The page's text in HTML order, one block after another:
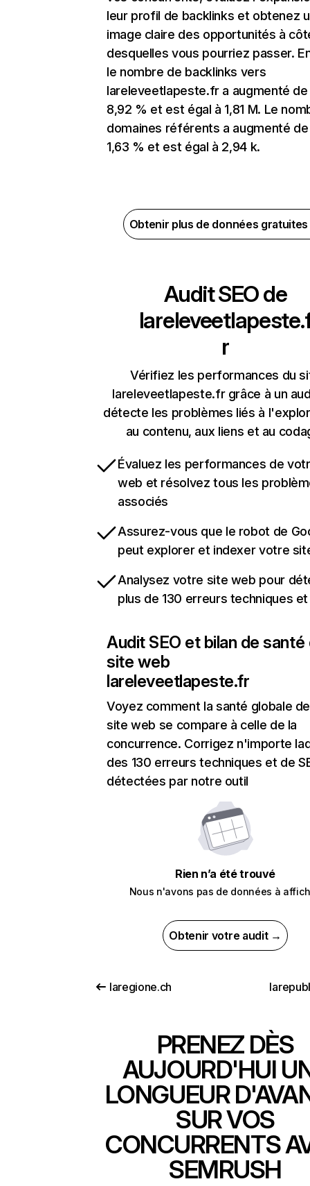
leur profil de backlinks et obtenez
image claire des opportunités à
desquelles vous pourriez passer.
le nombre de backlinks vers
lareleveetlapeste.fr a augmenté de
8,92 % et est égal à 1,81 M. Le
domaines référents a augmenté de
1,63 % et est égal à 2,94 k.
Obtenir plus de données
Audit SEO de
r
Vérifiez les performances du
lareleveetlapeste.fr grâce à un
détecte les problèmes liés à
au contenu, aux liens et au
Évaluez les performances de
web et résolvez tous les
associés
Assurez-vous que le robot de
peut explorer et indexer votre
Analysez votre site web pour
plus de 130 erreurs techniques et
Audit SEO et bilan de santé
site web
lareleveetlapeste.fr
Voyez comment la santé globale
site web se compare à celle de la
concurrence. Corrigez n'importe
des 130 erreurs techniques et de
détectées par notre outil
Rien n’a été trouvé
Nous n'avons pas de données à
Obtenir votre audit →
laregione.ch
PRENEZ DÈS
AUJOURD'HUI
LONGUEUR
SUR VOS
CONCURRENTS
SEMRUSH